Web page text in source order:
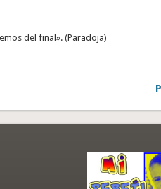
del final». (Paradoja)